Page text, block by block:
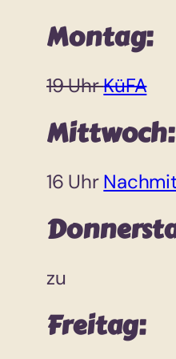
Montag:
19 UhrKüFA
Mittwoch:
16 Uhr
zu
Freitag: